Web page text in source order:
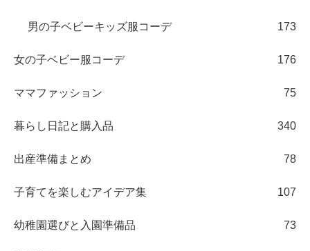
男の子ベビーキッズ服コーデ 173
女の子ベビー服コーデ 176
ママファッション 75
暮らし日記と購入品 340
出産準備まとめ 78
子育てを楽しむアイデア集 107
幼稚園選びと入園準備品 73